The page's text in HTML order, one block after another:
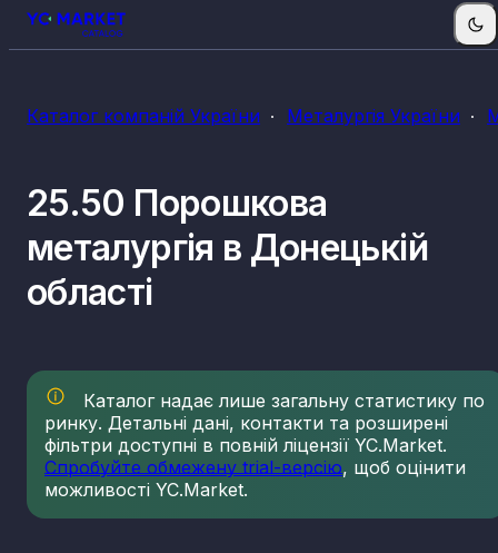
Каталог компаній України Металургія України
25.50 Порошкова
металургія в Донецькій
області
Каталог надає лише загальну статистику по
ринку. Детальні дані, контакти та розширені
фільтри доступні в повній ліцензії YC.Market.
Спробуйте обмежену trial-версію, щоб оцінити
можливості YC.Market.